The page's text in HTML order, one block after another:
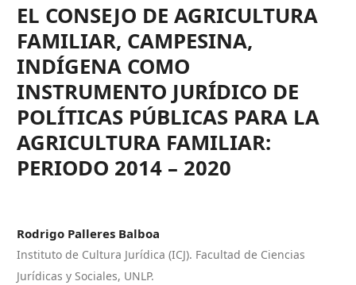
EL CONSEJO DE AGRICULTURA
FAMILIAR, CAMPESINA,
INDÍGENA COMO
INSTRUMENTO JURÍDICO DE
POLÍTICAS PÚBLICAS PARA LA
AGRICULTURA FAMILIAR:
PERIODO 2014 – 2020
Rodrigo Palleres Balboa
Instituto de Cultura Jurídica (ICJ). Facultad de Ciencias
Jurídicas y Sociales, UNLP.